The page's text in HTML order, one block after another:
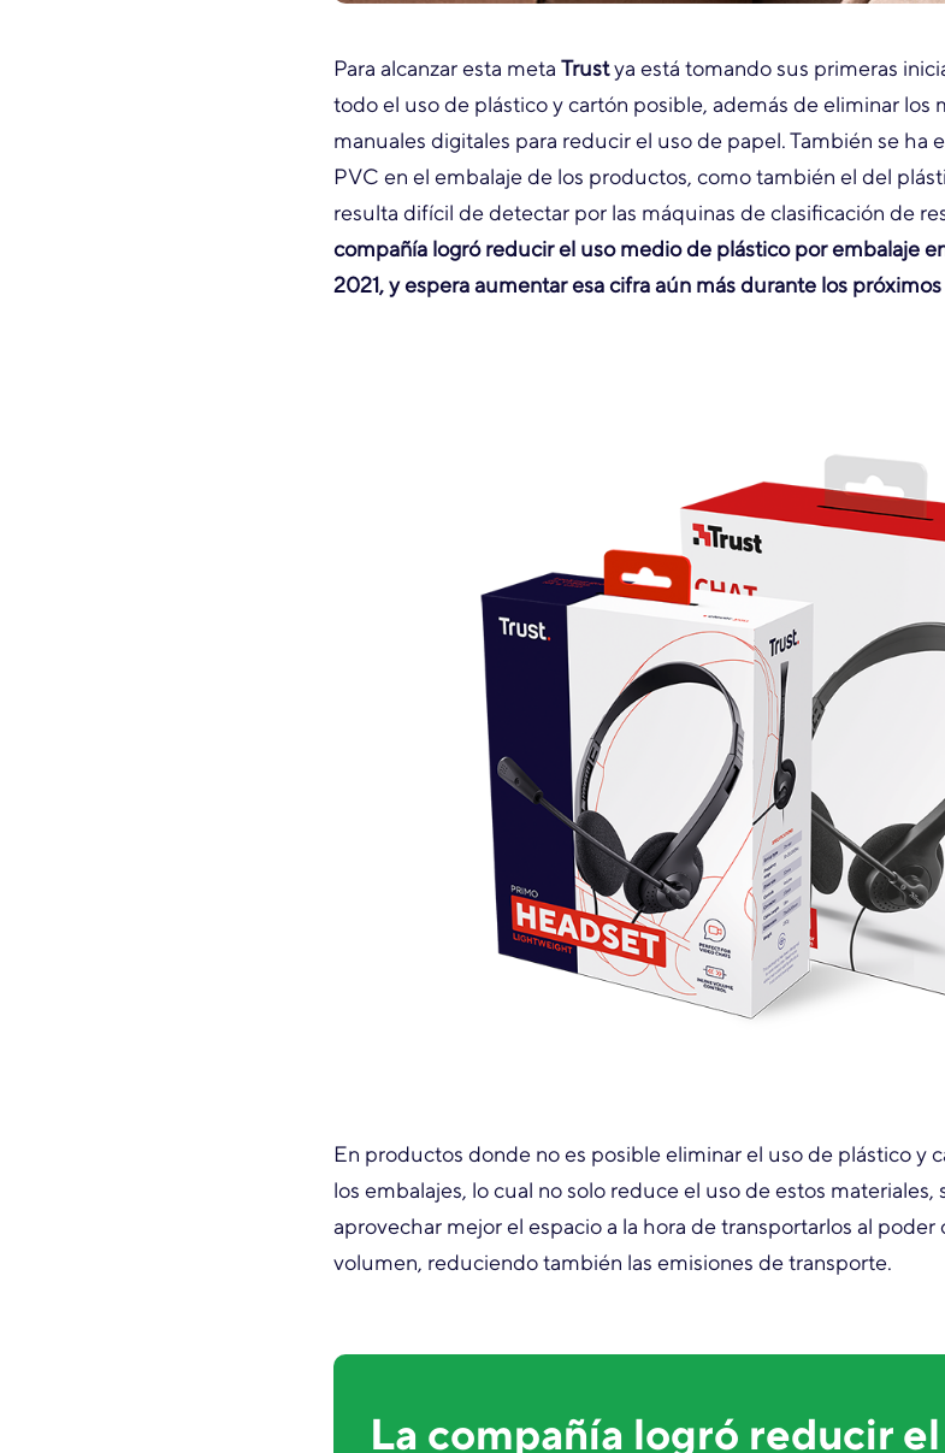
Para alcanzar esta meta Trustya está tomando sus primeras
todo el uso de plástico y cartón posible, además de eliminar los
manuales digitales para reducir el uso de papel. También se
PVC en el embalaje de los productos, como también el del
resulta difícil de detectar por las máquinas de clasificación de
compañía logró reducir el uso medio de plástico por embalaje
2021, y espera aumentar esa cifra aún más durante los próximos
En productos donde no es posible eliminar el uso de plástico y
los embalajes, lo cual no solo reduce el uso de estos
aprovechar mejor el espacio a la hora de transportarlos al
volumen, reduciendo también las emisiones de transporte.
La compañía logró reducir